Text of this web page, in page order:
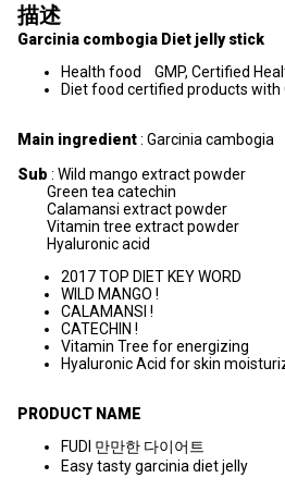
描述
Garcinia combogia Diet jelly stick
Health food GMP, Certified
Diet food certified products with
Main ingredient: Garcinia cambogia
Sub : Wild mango extract powder
Green tea catechin
Calamansi extract powder
Vitamin tree extract powder
Hyaluronic acid
2017 TOP DIET KEY WORD
WILD MANGO !
CALAMANSI !
CATECHIN !
Vitamin Tree for energizing
Hyaluronic Acid for skin
PRODUCT NAME
FUDI 만만한 다이어트
Easy tasty garcinia diet jelly